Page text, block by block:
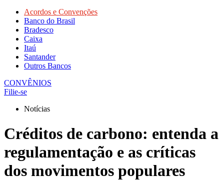
Acordos e Convenções
Banco do Brasil
Bradesco
Caixa
Itaú
Santander
Outros Bancos
CONVÊNIOS
Filie-se
Notícias
Créditos de carbono: entenda a
regulamentação e as críticas
dos movimentos populares